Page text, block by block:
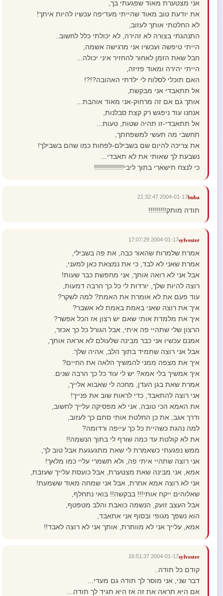
אני מצטערת מאוד שפגעתי בך,
את יודעת טוב מאוד שהייתי מעדיפה עכשיו להיות איתך!
לא החלטתי אותך לעזוב,
התנהגתי בצורה לא זהירה, לא יכולתי כלל לחשוב..
הייתי טיפשה ועכשיו אני מרגישה אשמה,
חבל שאת הזמן לאחור להחזיר איני יכולה...
הייתי יהירה ומאוד פזיזה,
האם תוכלי לסלוח לי ילדתי האהובה?!?!
אל תתאבדי אני מבקשת,
אותך גם אם זה מרחוק-אני מאוד אוהבת...
אנחנו עוד ניפגש רק קצת סבלנות,
אל תתאבדי-זו תהיה שטות, טעות...
תחשבי מה תעשי למשפחתך,
את צריכה להיום שם בשבילם-לפחות כמו שהם בשבילך!
נשבעת לך שאותי את לא תאבדי...
כי לנצח תישארי בתוך ליבי!!!!!!!!!!!!!!!
buba
2004-01-17 21:32:47
תודה מותק!!!!!!!!!
sylvester
2004-01-17 17:07:29
אמרת שלמרות שהאור כבה, את פה בשבילי,
אמרת שאני לא לבד, כי את נמצאת כאן למעני,
אבל אני לא רואה אותך, אני מחפשת כבר שעות!
רוצה להיות שלך, יורדות לי כל כך הרבה דמעות,
עוד פעם את לא אומרת את האמת? למה לשקר?
איך את רוצה שאני באמת באמת לא אשבר?
איך את מלמדת אותי שאם יש רצון אז הכל אפשר?
הרצון שלי שתהיי פה איתי, אבל הגורל כל כך אכזר,
אמנם עכשיו אני כבר מבינה שלעולם לא אראה אותך,
אבל אני רוצה שתמיד בתוך הלב, אהיה שלך.
איך את מצפה ממני להמשיך הלאה את החיים?
איך אמשיך בלי אמא? יש לי עוד כל כך הרבה שנים.
אמרת שאת בגן העדן, מחכה לי שאבוא אלייך,
אני רוצה להתאבד, כדי לראות שוב את פנייך!
את האמא הכי טובה, אני לא מפסיקה עלייך לחשוב,
ודרך אגב, את כן החלטת אותי סתם כך לעזוב,
למה נהגת כשהיית כל כך עייפה ורדומה?
את לא קולטת עד כמה שורף לי בתוך הנשמה!!
ממש נפגעתי כשאמרת לי שאת מתגעגעת אבל טוב לך,
אני רוצה שתהיי איתי פה, ולא תשמרי עליי כמו מלאך!
אמא, אני מבינה שאת מצטערת, אבל כועסת עלייך שעזבת,
אני לא רוצה אמא אחרת, אבל אני שמחה מאוד ששמעת!
שאלוהים ייקח אותי!!! בבקשה!! בואי נתחלף,
אבל העצב זועק, הנשמה כואבת והלב מטפטף,
הוא נשפך מגופי ובסוף אני אתאבד,
אמא, עלייך אני לא מוותרת, אותך אני לא רוצה לאבד!!
sylvester
2004-01-17 16:51:37
קודם כל תודה..
דבר שני, אני מוסר לך תודה גם מעדי...
אם היא תראה את זה אז היא תגיד לך תודה...